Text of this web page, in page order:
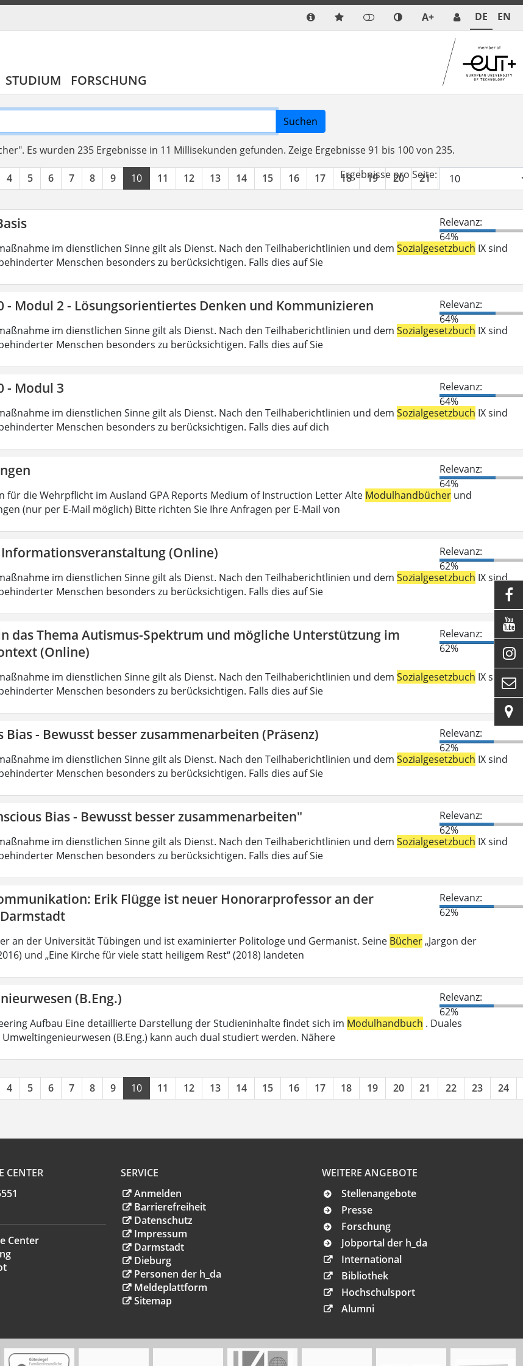
A+ DE EN
STUDIUM FORSCHUNG
Suchen
Es wurden 235 Ergebnisse in 11 Millisekunden gefunden. Zeige Ergebnisse 91 bis 100 von 235.
4 5 6 7 8 9 10 11 12 13 14 15 16 17 18 19 20 21 22
Ergebnisse pro Seite:
Relevanz:
64%
im dienstlichen Sinne gilt als Dienst. Nach den Teilhaberichtlinien und dem Sozialgesetzbuch IX sind
Menschen besonders zu berücksichtigen. Falls dies auf Sie
- Modul 2 - Lösungsorientiertes Denken und Kommunizieren
Relevanz:
64%
im dienstlichen Sinne gilt als Dienst. Nach den Teilhaberichtlinien und dem Sozialgesetzbuch IX sind
Menschen besonders zu berücksichtigen. Falls dies auf Sie
- Modul 3
Relevanz:
64%
im dienstlichen Sinne gilt als Dienst. Nach den Teilhaberichtlinien und dem Sozialgesetzbuch IX sind
Menschen besonders zu berücksichtigen. Falls dies auf dich
Relevanz:
64%
für die Wehrpflicht im Ausland GPA Reports Medium of Instruction Letter Alte Modulhandbücher und
(nur per E-Mail möglich) Bitte richten Sie Ihre Anfragen per E-Mail von
(Online)
Relevanz:
62%
im dienstlichen Sinne gilt als Dienst. Nach den Teilhaberichtlinien und dem Sozialgesetzbuch IX sind
Menschen besonders zu berücksichtigen. Falls dies auf Sie
das Thema Autismus-Spektrum und mögliche Unterstützung im
(Online)
Relevanz:
62%
im dienstlichen Sinne gilt als Dienst. Nach den Teilhaberichtlinien und dem Sozialgesetzbuch IX sind
Menschen besonders zu berücksichtigen. Falls dies auf Sie
Bias - Bewusst besser zusammenarbeiten (Präsenz)
Relevanz:
62%
im dienstlichen Sinne gilt als Dienst. Nach den Teilhaberichtlinien und dem Sozialgesetzbuch IX sind
Menschen besonders zu berücksichtigen. Falls dies auf Sie
Bias - Bewusst besser zusammenarbeiten"
Relevanz:
62%
im dienstlichen Sinne gilt als Dienst. Nach den Teilhaberichtlinien und dem Sozialgesetzbuch IX sind
Menschen besonders zu berücksichtigen. Falls dies auf Sie
Erik Flügge ist neuer Honorarprofessor an der
Relevanz:
62%
an der Universität Tübingen und ist examinierter Politologe und Germanist. Seine Bücher„Jargon der
und „Eine Kirche für viele statt heiligem Rest“ (2018) landeten
(B.Eng.)
Relevanz:
62%
Aufbau Eine detaillierte Darstellung der Studieninhalte findet sich im Modulhandbuch . Duales
(B.Eng.) kann auch dual studiert werden. Nähere
4 5 6 7 8 9 10 11 12 13 14 15 16 17 18 19 20 21 22 23 24
CENTER
Center
SERVICE
Anmelden
Barrierefreiheit
Datenschutz
Impressum
Darmstadt
Dieburg
Personen der h_da
Meldeplattform
Sitemap
WEITERE ANGEBOTE
Stellenangebote
Presse
Forschung
Jobportal der h_da
International
Bibliothek
Hochschulsport
Alumni




